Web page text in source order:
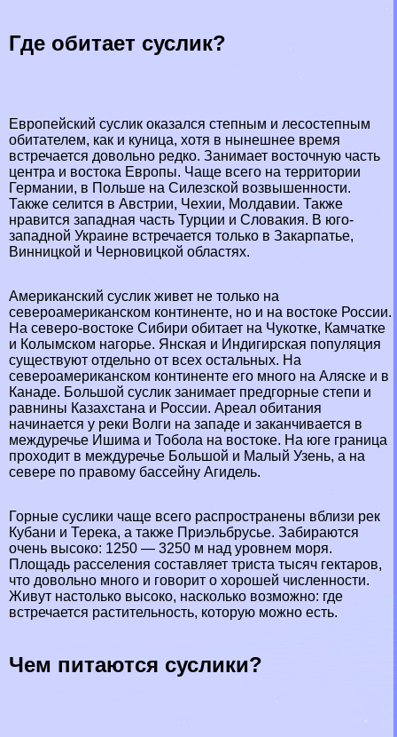
Где обитает суслик?
Европейский суслик оказался степным и лесостепным
обитателем, как и кyница, хотя в нынешнее время
встречается довольно редко. Занимает восточную часть
центра и востока Европы. Чаще всего на территории
Германии, в Польше на Силезской возвышенности.
Также селится в Австрии, Чехии, Молдавии. Также
нравится западная часть Турции и Словакия. В юго-
западной Украине встречается только в Закарпатье,
Винницкой и Черновицкой областях.
Американский суслик живет не только на
североамериканском континенте, но и на востоке России.
На северо-востоке Сибири обитает на Чукотке, Камчатке
и Колымском нагорье. Янская и Индигирская популяция
существуют отдельно от всех остальных. На
североамериканском континенте его много на Аляске и в
Канаде. Большой суслик занимает предгорные степи и
равнины Казахстана и России. Ареал обитания
начинается у реки Волги на западе и заканчивается в
междуречье Ишима и Тобола на востоке. На юге граница
проходит в междуречье Большой и Малый Узень, а на
севере по правому бассейну Агидель.
Горные суслики чаще всего распространены вблизи рек
Кубани и Терека, а также Приэльбрусье. Забираются
очень высоко: 1250 — 3250 м над уровнем моря.
Площадь расселения составляет триста тысяч гектаров,
что довольно много и говорит о хорошей численности.
Живут настолько высоко, насколько возможно: где
встречается растительность, которую можно есть.
Чем питаются суслики?